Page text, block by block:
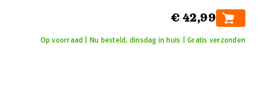
€ 42,99
Op voorraad | Nu besteld, dinsdag in huis | Gratis verzonden